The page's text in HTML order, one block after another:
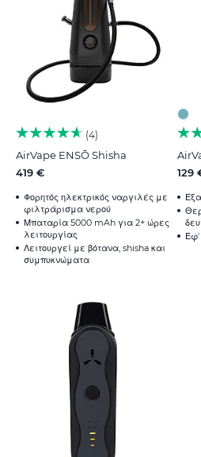
4
AirVape ENSŌ Shisha
419 €
Φορητός ηλεκτρικός ναργιλές με
φιλτράρισμα νερού
Μπαταρία 5000 mAh για 2+ ώρες
λειτουργίας
Λειτουργεί με βότανα, shisha και
συμπυκνώματα
129
Εφ'